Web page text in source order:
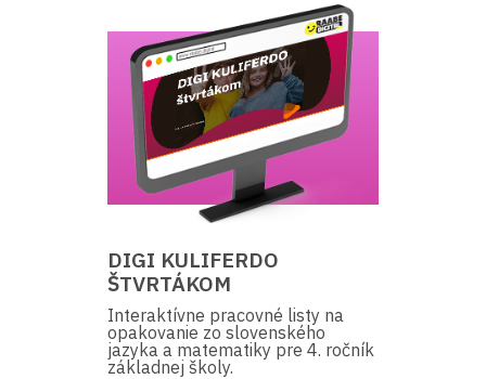
DIGI KULIFERDO
ŠTVRTÁKOM
Interaktívne pracovné listy na
opakovanie zo slovenského
jazyka a matematiky pre 4. ročník
základnej školy.